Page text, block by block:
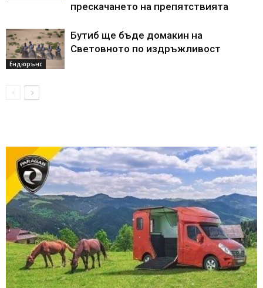
прескачането на препятствията
Ендюрънс
Бутиб ще бъде домакин на
Световното по издръжливост